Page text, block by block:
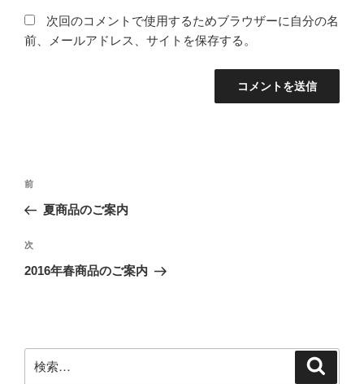
次回のコメントで使用するためブラウザーに自分の名
前、メールアドレス、サイトを保存する。
投
ナ
ビ
ゲ
ン
前
の
稿
前
夏商品のご案内
次
の
次
2016年春商品のご案内
索: